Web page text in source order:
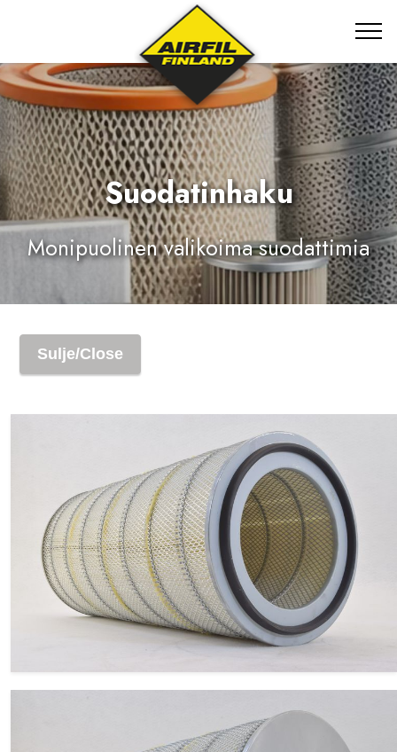
Suodatinhaku
Monipuolinen valikoima suodattimia
Sulje/Close